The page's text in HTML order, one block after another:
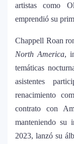
en
Carín
en
11
Justin
2026:
artistas como
emprendió su
Chappell Roan
North America,
temáticas
asistentes
renacimiento
contrato con
manteniendo su
2023, lanzó su